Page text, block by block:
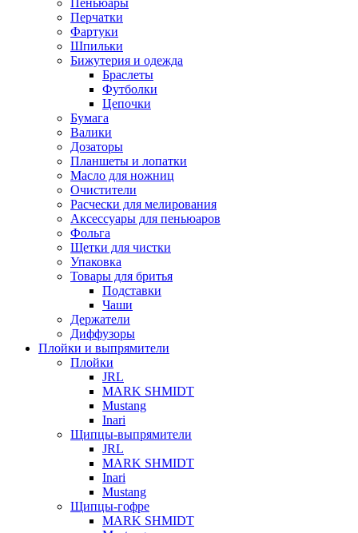
Пеньюары
Перчатки
Фартуки
Шпильки
Бижутерия и одежда
Браслеты
Футболки
Цепочки
Бумага
Валики
Дозаторы
Планшеты и лопатки
Масло для ножниц
Очистители
Расчески для мелирования
Аксессуары для пеньюаров
Фольга
Щетки для чистки
Упаковка
Товары для бритья
Подставки
Чаши
Держатели
Диффузоры
Плойки и выпрямители
Плойки
JRL
MARK SHMIDT
Mustang
Inari
Щипцы-выпрямители
JRL
MARK SHMIDT
Inari
Mustang
Щипцы-гофре
MARK SHMIDT